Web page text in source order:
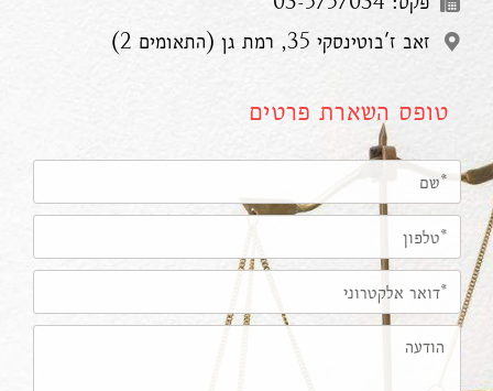
זאב ז'בוטינסקי 35, רמת גן (התאומים 2)
טופס השארת פרטים